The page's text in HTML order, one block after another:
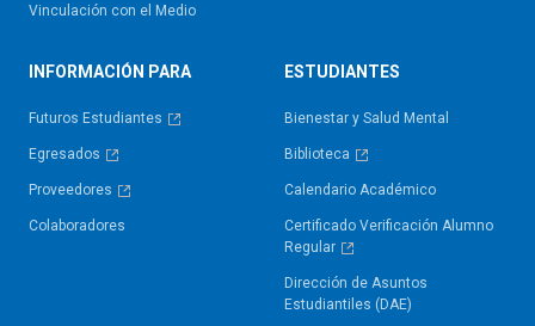
Vinculación con el Medio
INFORMACIÓN PARA
Futuros Estudiantes
Egresados
Proveedores
Colaboradores
ESTUDIANTES
Bienestar y Salud Mental
Biblioteca
Calendario Académico
Certificado Verificación Alumno
Regular
Dirección de Asuntos
Estudiantiles (DAE)